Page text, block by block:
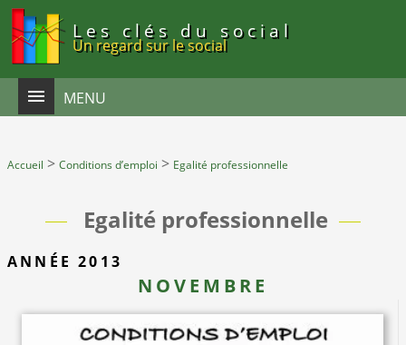
Les clés du social
Un regard sur le social
MENU
Accueil > Conditions d’emploi > Egalité professionnelle
Egalité professionnelle
ANNÉE 2013
NOVEMBRE
Panneau de gestion des cookies